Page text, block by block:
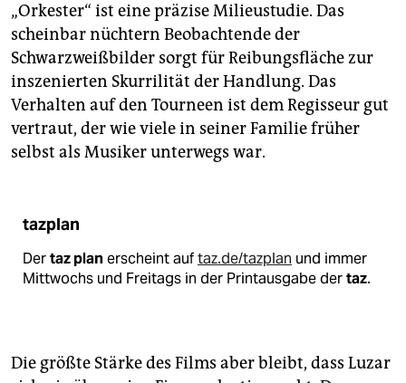
„Orkester“ ist eine präzise Milieustudie. Das
scheinbar nüchtern Beobachtende der
Schwarzweißbilder sorgt für Reibungsfläche zur
inszenierten Skurrilität der Handlung. Das
Verhalten auf den Tourneen ist dem Regisseur gut
vertraut, der wie viele in seiner Familie früher
selbst als Musiker unterwegs war.
tazplan
Dertaz planerscheint auftaz.de/tazplan und immer
Mittwochs und Freitags in der Printausgabe dertaz.
Die größte Stärke des Films aber bleibt, dass Luzar